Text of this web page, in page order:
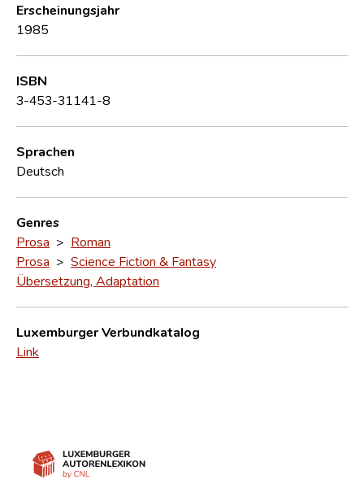
Erscheinungsjahr
1985
ISBN
3-453-31141-8
Sprachen
Deutsch
Genres
Prosa > Roman
Prosa > Science Fiction & Fantasy
Übersetzung, Adaptation
Luxemburger Verbundkatalog
Link